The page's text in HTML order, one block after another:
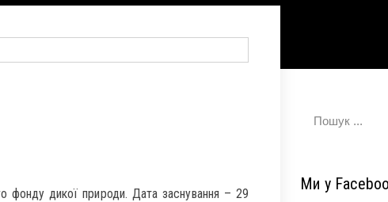
фонду дикої природи. Дата заснування – 29
Ми у